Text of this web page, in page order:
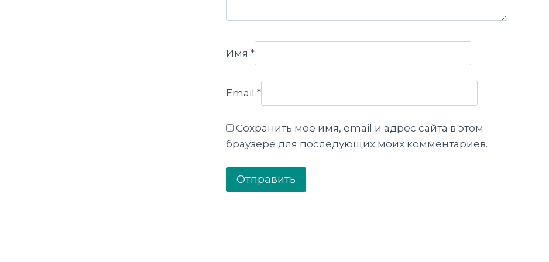
Имя*
Email*
Сохранить моё имя, email и адрес сайта в этом
браузере для последующих моих комментариев.